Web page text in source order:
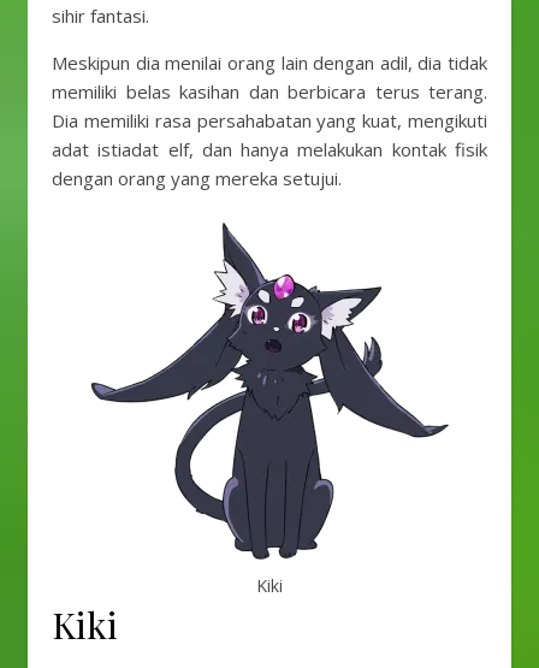
sihir fantasi.
Meskipun dia menilai orang lain dengan adil, dia tidak
memiliki belas kasihan dan berbicara terus terang.
Dia memiliki rasa persahabatan yang kuat, mengikuti
adat istiadat elf, dan hanya melakukan kontak fisik
dengan orang yang mereka setujui.
Kiki
Kiki